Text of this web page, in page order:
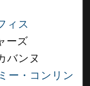
ィス
ーズ
バンヌ
ー・コンリン